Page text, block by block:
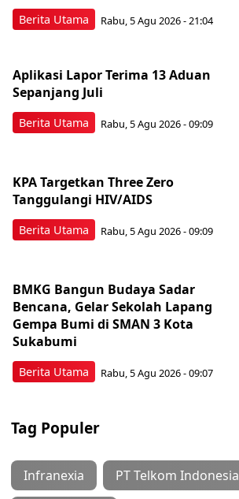
Berita Utama Rabu, 5 Agu 2026 - 21:04
Berita Utama
Aplikasi Lapor Terima 13 Aduan
Sepanjang Juli
Rabu, 5 Agu 2026 - 09:09
Berita Utama
KPA Targetkan Three Zero
Tanggulangi HIV/AIDS
Rabu, 5 Agu 2026 - 09:09
Berita Utama
BMKG Bangun Budaya Sadar
Bencana, Gelar Sekolah Lapang
Gempa Bumi di SMAN 3 Kota
Sukabumi
Rabu, 5 Agu 2026 - 09:07
Tag Populer
Infranexia PT Telkom Indonesia